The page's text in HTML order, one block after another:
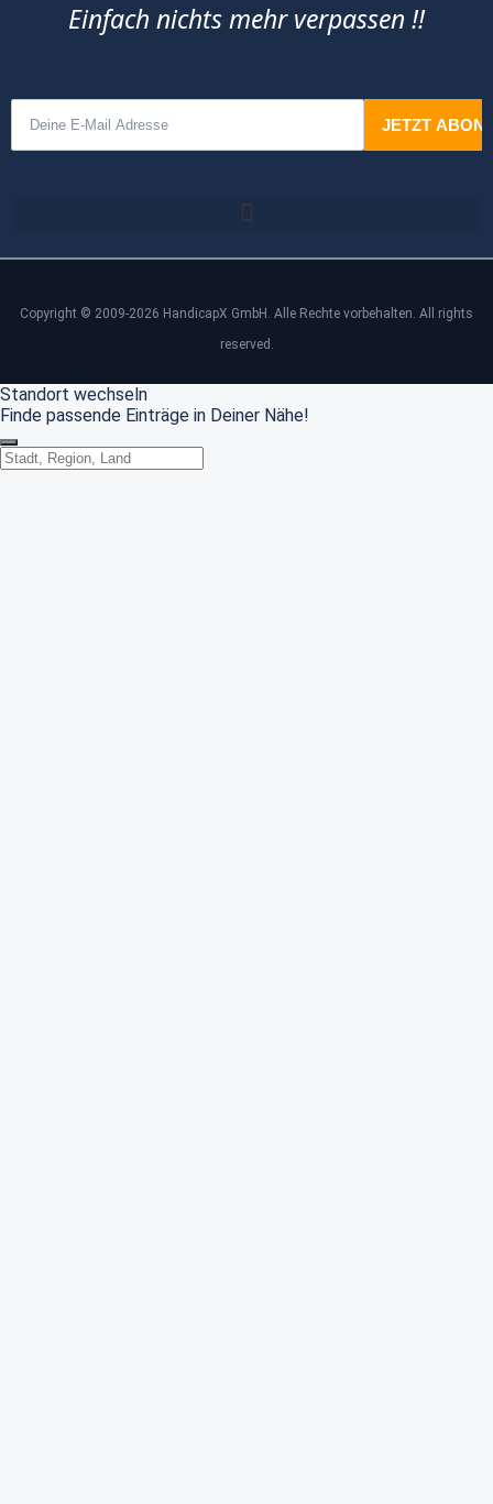
Einfach nichts mehr verpassen !!
Copyright © 2009-2026 HandicapX GmbH. Alle Rechte vorbehalten. All rights
reserved.
Standort wechseln
Finde passende Einträge in Deiner Nähe!
Standort wechseln